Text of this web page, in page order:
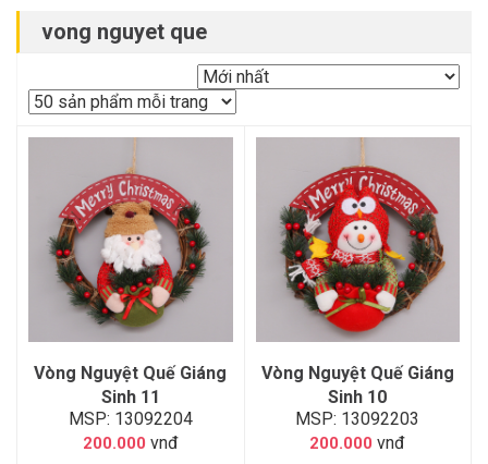
vong nguyet que
Vòng Nguyệt Quế Giáng
Sinh 11
MSP: 13092204
200.000 vnđ
Vòng Nguyệt Quế Giáng
Sinh 10
MSP: 13092203
200.000 vnđ